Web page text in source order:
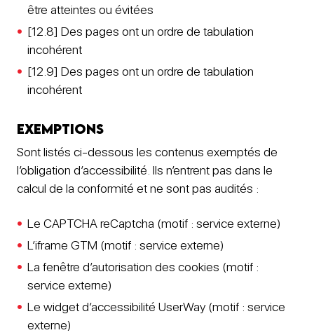
être atteintes ou évitées
[12.8] Des pages ont un ordre de tabulation
incohérent
[12.9] Des pages ont un ordre de tabulation
incohérent
Exemptions
Sont listés ci-dessous les contenus exemptés de
l’obligation d’accessibilité. Ils n’entrent pas dans le
calcul de la conformité et ne sont pas audités :
Le CAPTCHA reCaptcha (motif : service externe)
L’iframe GTM (motif : service externe)
La fenêtre d’autorisation des cookies (motif :
service externe)
Le widget d’accessibilité UserWay (motif : service
externe)